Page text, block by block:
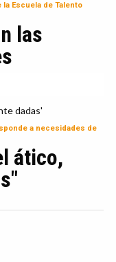
Escuela de Talento
las
a necesidades de
ático,